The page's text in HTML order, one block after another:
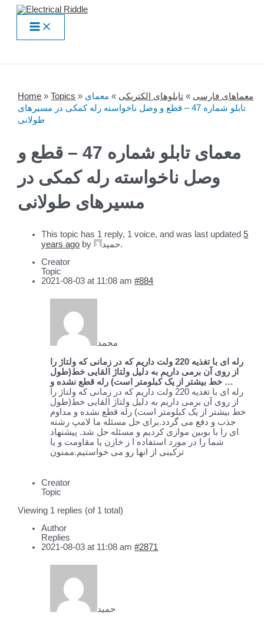
Skip
contentMain
Menu
Home »Topics » معماهای فارسی » تابلوهای الکتریکی » معمای
تابلو شماره 47 – قطع و وصل ناخواسته رله کمکی در مسیرهای
طولانی
معمای تابلو شماره 47 – قطع و
وصل ناخواسته رله کمکی در
مسیرهای طولانی
This topic has 1 reply, 1 voice, and was last updated5
years ago by حمید.
Creator
Topic
2021-08-03 at 11:08 am #884
محمد
رله ای با تغذیه 220 ولت داریم که در زمانی که ولتاژ را
از روی آن برمی داریم به دلیل ولتاژ القایی خط(طول
خط بیشتر از یک کبلومتر است) رله قطع نشده و …
رله ای با تغذیه 220 ولت داریم که در زمانی که ولتاژ را
از روی آن برمی داریم به دلیل ولتاژ القایی خط(طول
خط بیشتر از یک کبلومتر است) رله قطع نشده و مداوم
جذب و دفع می گردد.برای حل مسئله ما لامپ رشته
ای را با بوبین موازی کردیم و مسئله حل شد. پیشنهاد
شما را در مورد استفاده ا ز خازن یا مقاومت و یا
ترکیبی از انها رو می خواستیم.ممنون
Creator
Topic
Viewing 1 replies (of 1 total)
Author
Replies
2021-08-03 at 11:08 am #2871
حمید